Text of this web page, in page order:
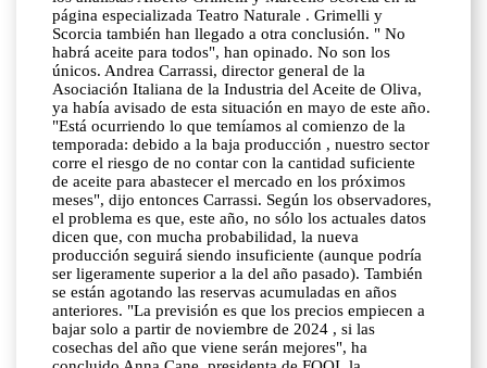
página especializada Teatro Naturale . Grimelli y
Scorcia también han llegado a otra conclusión. " No
habrá aceite para todos", han opinado. No son los
únicos. Andrea Carrassi, director general de la
Asociación Italiana de la Industria del Aceite de Oliva,
ya había avisado de esta situación en mayo de este año.
"Está ocurriendo lo que temíamos al comienzo de la
temporada: debido a la baja producción , nuestro sector
corre el riesgo de no contar con la cantidad suficiente
de aceite para abastecer el mercado en los próximos
meses", dijo entonces Carrassi. Según los observadores,
el problema es que, este año, no sólo los actuales datos
dicen que, con mucha probabilidad, la nueva
producción seguirá siendo insuficiente (aunque podría
ser ligeramente superior a la del año pasado). También
se están agotando las reservas acumuladas en años
anteriores. "La previsión es que los precios empiecen a
bajar solo a partir de noviembre de 2024 , si las
cosechas del año que viene serán mejores", ha